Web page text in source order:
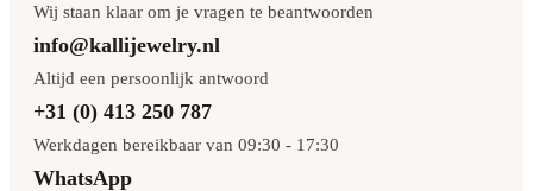
Wij staan klaar om je vragen te beantwoorden
info@kallijewelry.nl
Altijd een persoonlijk antwoord
+31 (0) 413 250 787
Werkdagen bereikbaar van 09:30 - 17:30
WhatsApp